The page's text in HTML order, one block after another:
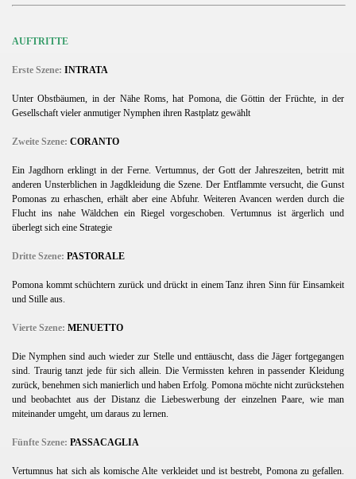
AUFTRITTE
Erste Szene: INTRATA
Unter Obstbäumen, in der Nähe Roms, hat Pomona, die Göttin der Früchte, in der
Gesellschaft vieler anmutiger Nymphen ihren Rastplatz gewählt
Zweite Szene: CORANTO
Ein Jagdhorn erklingt in der Ferne. Vertumnus, der Gott der Jahreszeiten, betritt mit
anderen Unsterblichen in Jagdkleidung die Szene. Der Entflammte versucht, die Gunst
Pomonas zu erhaschen, erhält aber eine Abfuhr. Weiteren Avancen werden durch die
Flucht ins nahe Wäldchen ein Riegel vorgeschoben. Vertumnus ist ärgerlich und
überlegt sich eine Strategie
Dritte Szene: PASTORALE
Pomona kommt schüchtern zurück und drückt in einem Tanz ihren Sinn für Einsamkeit
und Stille aus.
Vierte Szene: MENUETTO
Die Nymphen sind auch wieder zur Stelle und enttäuscht, dass die Jäger fortgegangen
sind. Traurig tanzt jede für sich allein. Die Vermissten kehren in passender Kleidung
zurück, benehmen sich manierlich und haben Erfolg. Pomona möchte nicht zurückstehen
und beobachtet aus der Distanz die Liebeswerbung der einzelnen Paare, wie man
miteinander umgeht, um daraus zu lernen.
Fünfte Szene: PASSACAGLIA
Vertumnus hat sich als komische Alte verkleidet und ist bestrebt, Pomona zu gefallen.